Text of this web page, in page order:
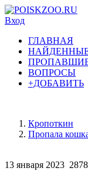
Вход
ГЛАВНАЯ
ВОПРОСЫ
+ДОБАВИТЬ
Кропоткин
Пропала
13 января 2023